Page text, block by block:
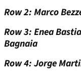
Row 2: Marco
Row 3: Enea
Bagnaia
Row 4: Jorge